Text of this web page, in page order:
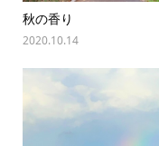
秋の香り
2020.10.14